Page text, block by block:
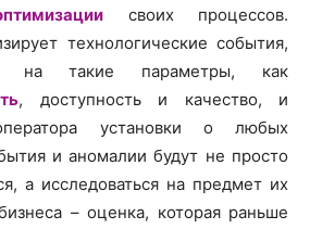
своих процессов.
технологические события,
на такие параметры, как
, доступность и качество, и
установки о любых
и аномалии будут не просто
а исследоваться на предмет их
– оценка, которая раньше